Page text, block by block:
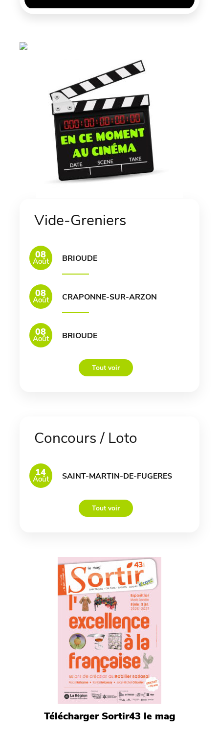
Vide-Greniers
08
Août BRIOUDE
08
Août CRAPONNE-SUR-ARZON
08
Août BRIOUDE
Tout voir
Concours / Loto
14
Août SAINT-MARTIN-DE-FUGERES
Tout voir
Télécharger Sortir43 le mag